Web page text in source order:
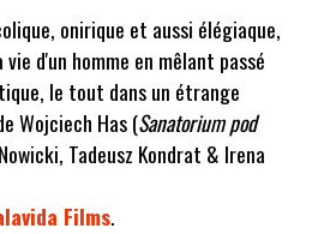
onirique et aussi élégiaque,
d'un homme en mêlant passé
le tout dans un étrange
Wojciech Has (Sanatorium pod
Tadeusz Kondrat & Irena
Films.